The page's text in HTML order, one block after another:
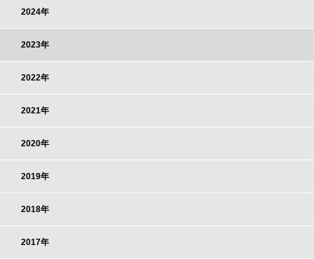
2024年
2023年
2022年
2021年
2020年
2019年
2018年
2017年